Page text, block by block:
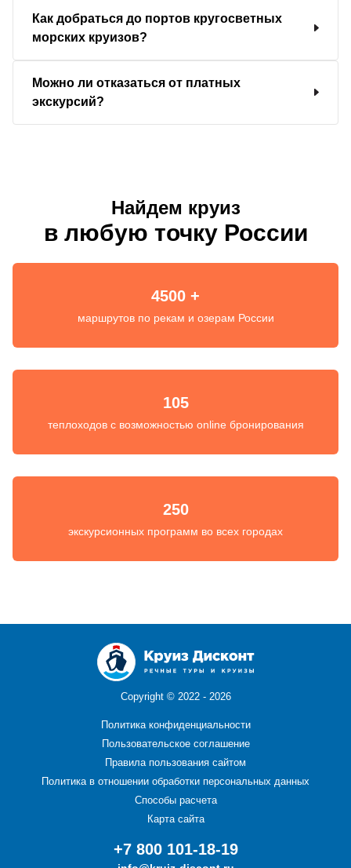
Как добраться до портов кругосветных
морских круизов?
Можно ли отказаться от платных
экскурсий?
Найдем круиз
в любую точку России
4500 +
маршрутов по рекам и озерам России
105
теплоходов с возможностью online бронирования
250
экскурсионных программ во всех городах
Copyright © 2022 - 2026
Политика конфиденциальности
Пользовательское соглашение
Правила пользования сайтом
Политика в отношении обработки персональных данных
Способы расчета
Карта сайта
+7 800 101-18-19